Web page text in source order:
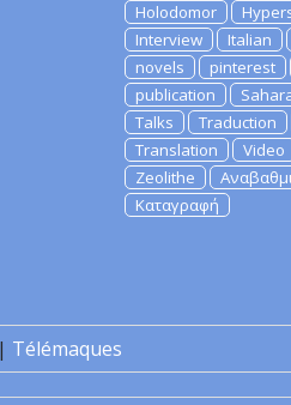
Holodomor
Interview
Italian
novels
pinterest
publication
Talks
Traduction
Translation
Video
Zeolithe
Καταγραφή
| Télémaques